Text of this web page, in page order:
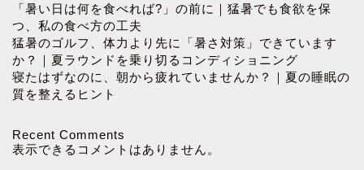
「暑い日は何を食べれば?」の前に｜猛暑でも食欲を保
つ、私の食べ方の工夫
猛暑のゴルフ、体力より先に「暑さ対策」できています
か？｜夏ラウンドを乗り切るコンディショニング
寝たはずなのに、朝から疲れていませんか？｜夏の睡眠の
質を整えるヒント
Recent Comments
表示できるコメントはありません。